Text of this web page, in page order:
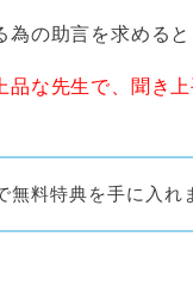
の助言を求める
な先生で、聞き
無料特典を手に入れ